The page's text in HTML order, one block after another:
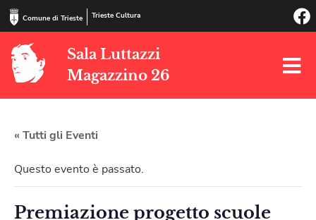
Comune di Trieste Trieste Cultura
Sala Luttazzi
Magazzino 26
« Tutti gli Eventi
Questo evento è passato.
Premiazione progetto scuole